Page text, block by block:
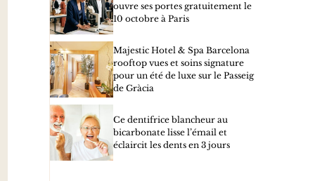
ouvre ses portes gratuitement le
10 octobre à Paris
Majestic Hotel & Spa Barcelona
rooftop vues et soins signature
pour un été de luxe sur le Passeig
de Gràcia
Ce dentifrice blancheur au
bicarbonate lisse l’émail et
éclaircit les dents en 3 jours